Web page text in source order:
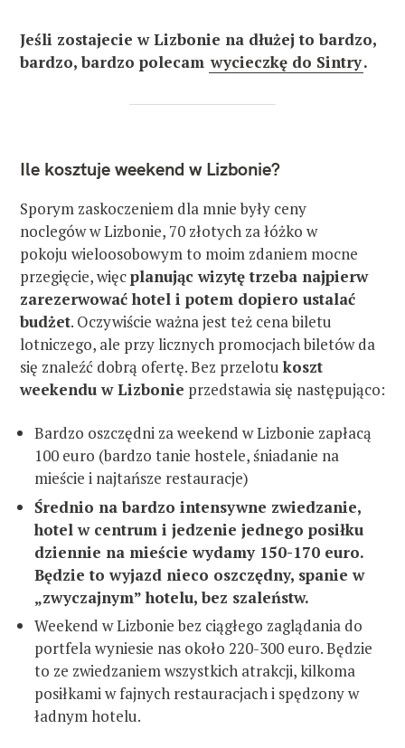
Jeśli zostajecie w Lizbonie na dłużej to bardzo,
bardzo, bardzo polecam wycieczkę do Sintry.
Ile kosztuje weekend w Lizbonie?
Sporym zaskoczeniem dla mnie były ceny
noclegów w Lizbonie, 70 złotych za łóżko w
pokoju wieloosobowym to moim zdaniem mocne
przegięcie, więcplanując wizytę trzeba najpierw
zarezerwować hotel i potem dopiero ustalać
budżet. Oczywiście ważna jest też cena biletu
lotniczego, ale przy licznych promocjach biletów da
się znaleźć dobrą ofertę. Bez przelotukoszt
weekendu w Lizbonie przedstawia się następująco:
Bardzo oszczędni za weekend w Lizbonie zapłacą
100 euro (bardzo tanie hostele, śniadanie na
mieście i najtańsze restauracje)
Średnio na bardzo intensywne zwiedzanie,
hotel w centrum i jedzenie jednego posiłku
dziennie na mieście wydamy 150-170 euro.
Będzie to wyjazd nieco oszczędny, spanie w
„zwyczajnym” hotelu, bez szaleństw.
Weekend w Lizbonie bez ciągłego zaglądania do
portfela wyniesie nas około 220-300 euro. Będzie
to ze zwiedzaniem wszystkich atrakcji, kilkoma
posiłkami w fajnych restauracjach i spędzony w
ładnym hotelu.